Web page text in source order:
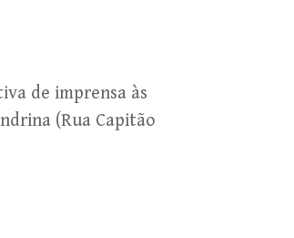
de imprensa às
(Rua Capitão